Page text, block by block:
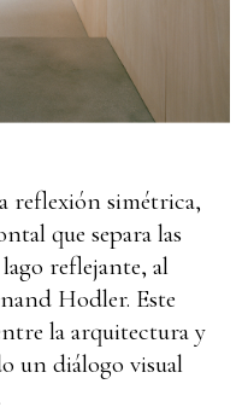
reflexión simétrica,
que separa las
reflejante, al
Hodler. Este
la arquitectura y
un diálogo visual